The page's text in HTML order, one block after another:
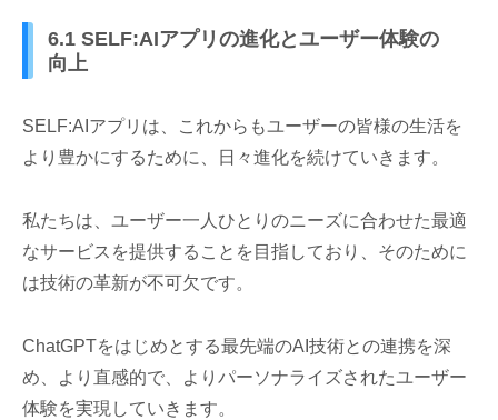
6.1 SELF:AIアプリの進化とユーザー体験の
向上
SELF:AIアプリは、これからもユーザーの皆様の生活を
より豊かにするために、日々進化を続けていきます。
私たちは、ユーザー一人ひとりのニーズに合わせた最適
なサービスを提供することを目指しており、そのために
は技術の革新が不可欠です。
ChatGPTをはじめとする最先端のAI技術との連携を深
め、より直感的で、よりパーソナライズされたユーザー
体験を実現していきます。